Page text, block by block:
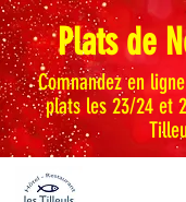
Plats de
Comnandez en
plats les 23/24 et